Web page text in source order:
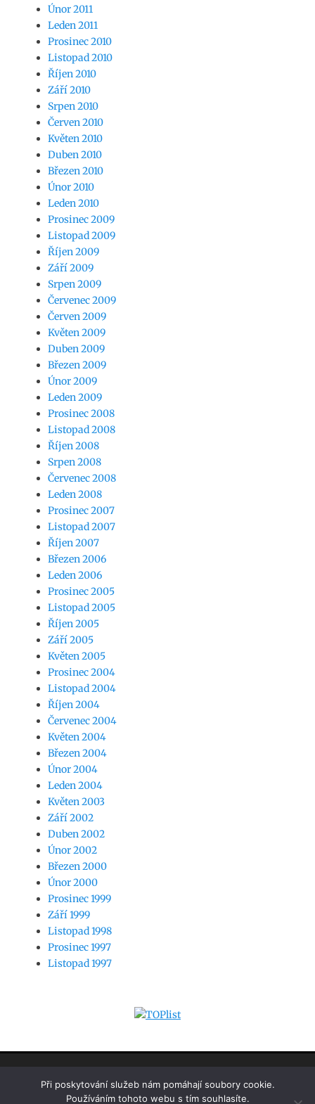
Únor 2011
Leden 2011
Prosinec 2010
Listopad 2010
Říjen 2010
Září 2010
Srpen 2010
Červen 2010
Květen 2010
Duben 2010
Březen 2010
Únor 2010
Leden 2010
Prosinec 2009
Listopad 2009
Říjen 2009
Září 2009
Srpen 2009
Červenec 2009
Červen 2009
Květen 2009
Duben 2009
Březen 2009
Únor 2009
Leden 2009
Prosinec 2008
Listopad 2008
Říjen 2008
Srpen 2008
Červenec 2008
Leden 2008
Prosinec 2007
Listopad 2007
Říjen 2007
Březen 2006
Leden 2006
Prosinec 2005
Listopad 2005
Říjen 2005
Září 2005
Květen 2005
Prosinec 2004
Listopad 2004
Říjen 2004
Červenec 2004
Květen 2004
Březen 2004
Únor 2004
Leden 2004
Květen 2003
Září 2002
Duben 2002
Únor 2002
Březen 2000
Únor 2000
Prosinec 1999
Září 1999
Listopad 1998
Prosinec 1997
Listopad 1997
Při poskytování služeb nám pomáhají soubory cookie.
Používáním tohoto webu s tím souhlasíte.